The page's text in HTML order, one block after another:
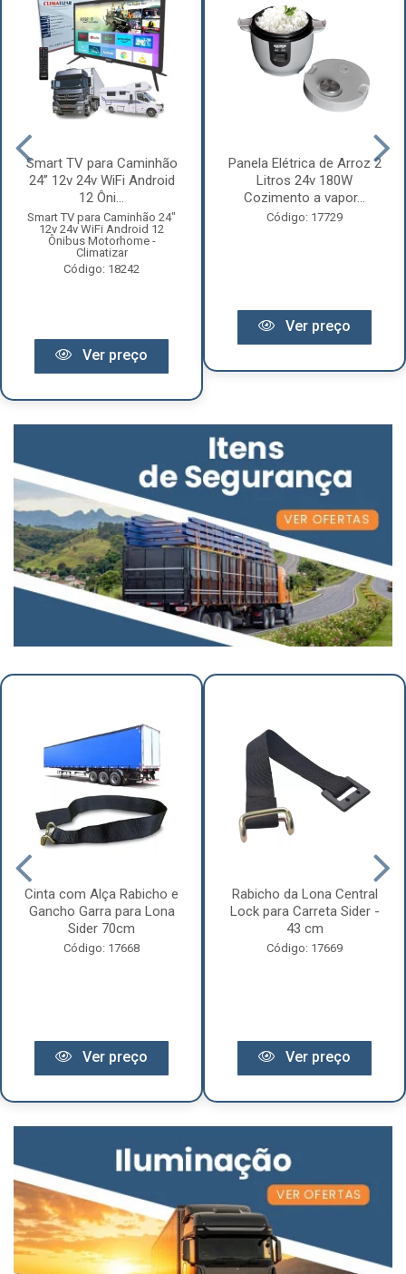
Smart TV para Caminhão
24” 12v 24v WiFi Android
12 Ôni...
Smart TV para Caminhão 24"
12v 24v WiFi Android 12
Ônibus Motorhome -
Climatizar
Código: 18242
Ver preço
Panela Elétrica de Arroz 2
Litros 24v 180W
Cozimento a vapor...
Código: 17729
Ver preço
Cinta com Alça Rabicho e
Gancho Garra para Lona
Sider 70cm
Código: 17668
Ver preço
Rabicho da Lona Central
Lock para Carreta Sider -
43 cm
Código: 17669
Ver preço